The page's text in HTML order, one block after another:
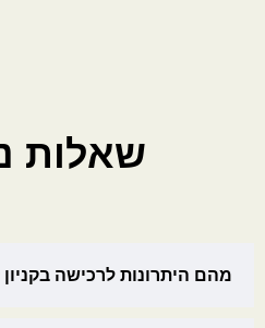
שאלות
מהם היתרונות לרכישה